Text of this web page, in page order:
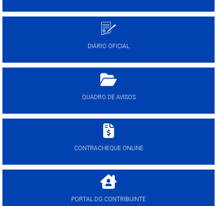
DIÁRIO OFICIAL
QUADRO DE AVISOS
CONTRACHEQUE ONLINE
PORTAL DO CONTRIBUINTE